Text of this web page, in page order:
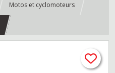
Motos et cyclomoteurs